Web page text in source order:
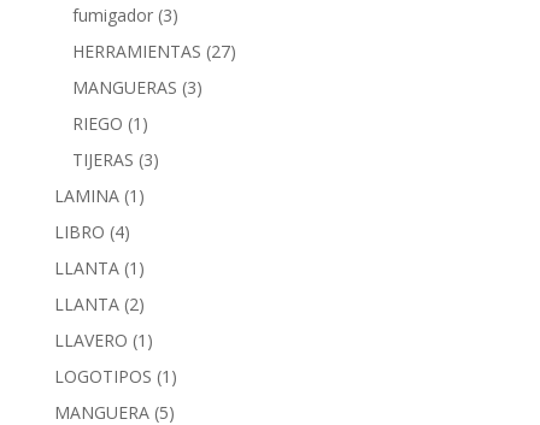
fumigador (3)
HERRAMIENTAS (27)
MANGUERAS (3)
RIEGO (1)
TIJERAS (3)
LAMINA (1)
LIBRO (4)
LLANTA (1)
LLANTA (2)
LLAVERO (1)
LOGOTIPOS (1)
MANGUERA (5)